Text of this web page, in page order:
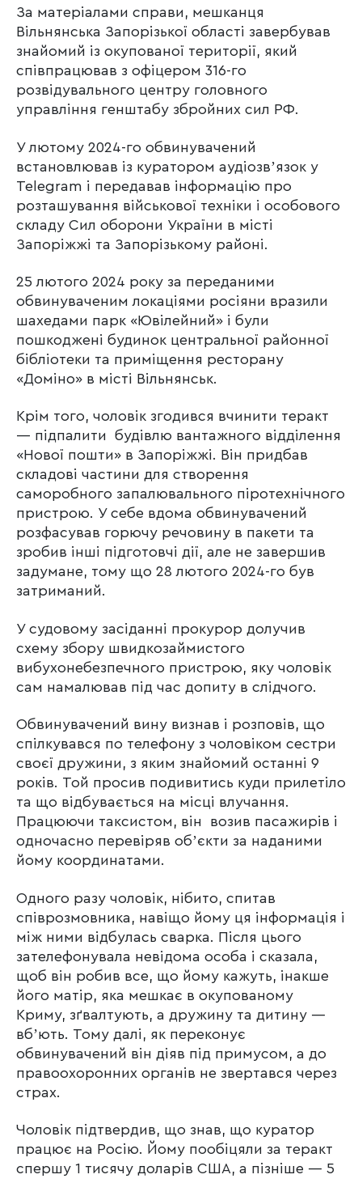
За матеріалами справи, мешканця
Вільнянська Запорізької області завербував
знайомий із окупованої території, який
співпрацював з офіцером 316-го
розвідувального центру головного
управління генштабу збройних сил РФ.
У лютому 2024-го обвинувачений
встановлював із куратором аудіозвʼязок у
Telegram і передавав інформацію про
розташування військової техніки і особового
складу Сил оборони України в місті
Запоріжжі та Запорізькому районі.
25 лютого 2024 року за переданими
обвинуваченим локаціями росіяни вразили
шахедами парк «Ювілейний» і були
пошкоджені будинок центральної районної
бібліотеки та приміщення ресторану
«Доміно» в місті Вільнянськ.
Крім того, чоловік згодився вчинити теракт
— підпалити будівлю вантажного відділення
«Нової пошти» в Запоріжжі. Він придбав
складові частини для створення
саморобного запалювального піротехнічного
пристрою. У себе вдома обвинувачений
розфасував горючу речовину в пакети та
зробив інші підготовчі дії, але не завершив
задумане, тому що 28 лютого 2024-го був
затриманий.
У судовому засіданні прокурор долучив
схему збору швидкозаймистого
вибухонебезпечного пристрою, яку чоловік
сам намалював під час допиту в слідчого.
Обвинувачений вину визнав і розповів, що
спілкувався по телефону з чоловіком сестри
своєї дружини, з яким знайомий останні 9
років. Той просив подивитись куди прилетіло
та що відбувається на місці влучання.
Працюючи таксистом, він возив пасажирів і
одночасно перевіряв обʼєкти за наданими
йому координатами.
Одного разу чоловік, нібито, спитав
співрозмовника, навіщо йому ця інформація і
між ними відбулась сварка. Після цього
зателефонувала невідома особа і сказала,
щоб він робив все, що йому кажуть, інакше
його матір, яка мешкає в окупованому
Криму, зґвалтують, а дружину та дитину —
вбʼють. Тому далі, як переконує
обвинувачений він діяв під примусом, а до
правоохоронних органів не звертався через
страх.
Чоловік підтвердив, що знав, що куратор
працює на Росію. Йому пообіцяли за теракт
спершу 1 тисячу доларів США, а пізніше — 5